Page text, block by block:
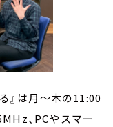
』は月～木の11:00
、PCやスマー